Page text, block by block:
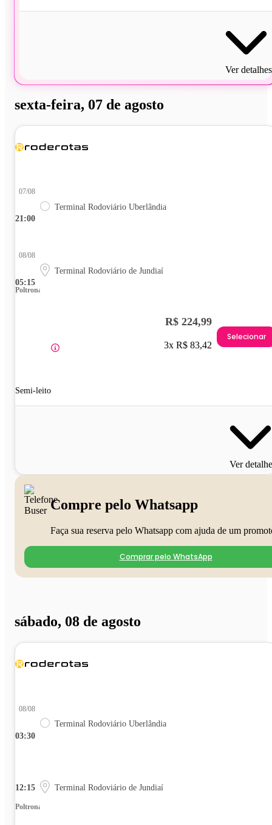
Ver detalhes
sexta-feira, 07 de agosto
21:00
07/08
Terminal Rodoviário Uberlândia
05:15
08/08
Terminal Rodoviário de Jundiaí
Poltrona
Semi-leito
R$ 224,99
3x R$ 83,42
Selecionar
Ver
Compre pelo Whatsapp
Faça sua reserva pelo Whatsapp com ajuda de um
Comprar pelo WhatsApp
sábado, 08 de agosto
03:30
08/08
Terminal Rodoviário Uberlândia
12:15 Terminal Rodoviário de Jundiaí
Poltrona